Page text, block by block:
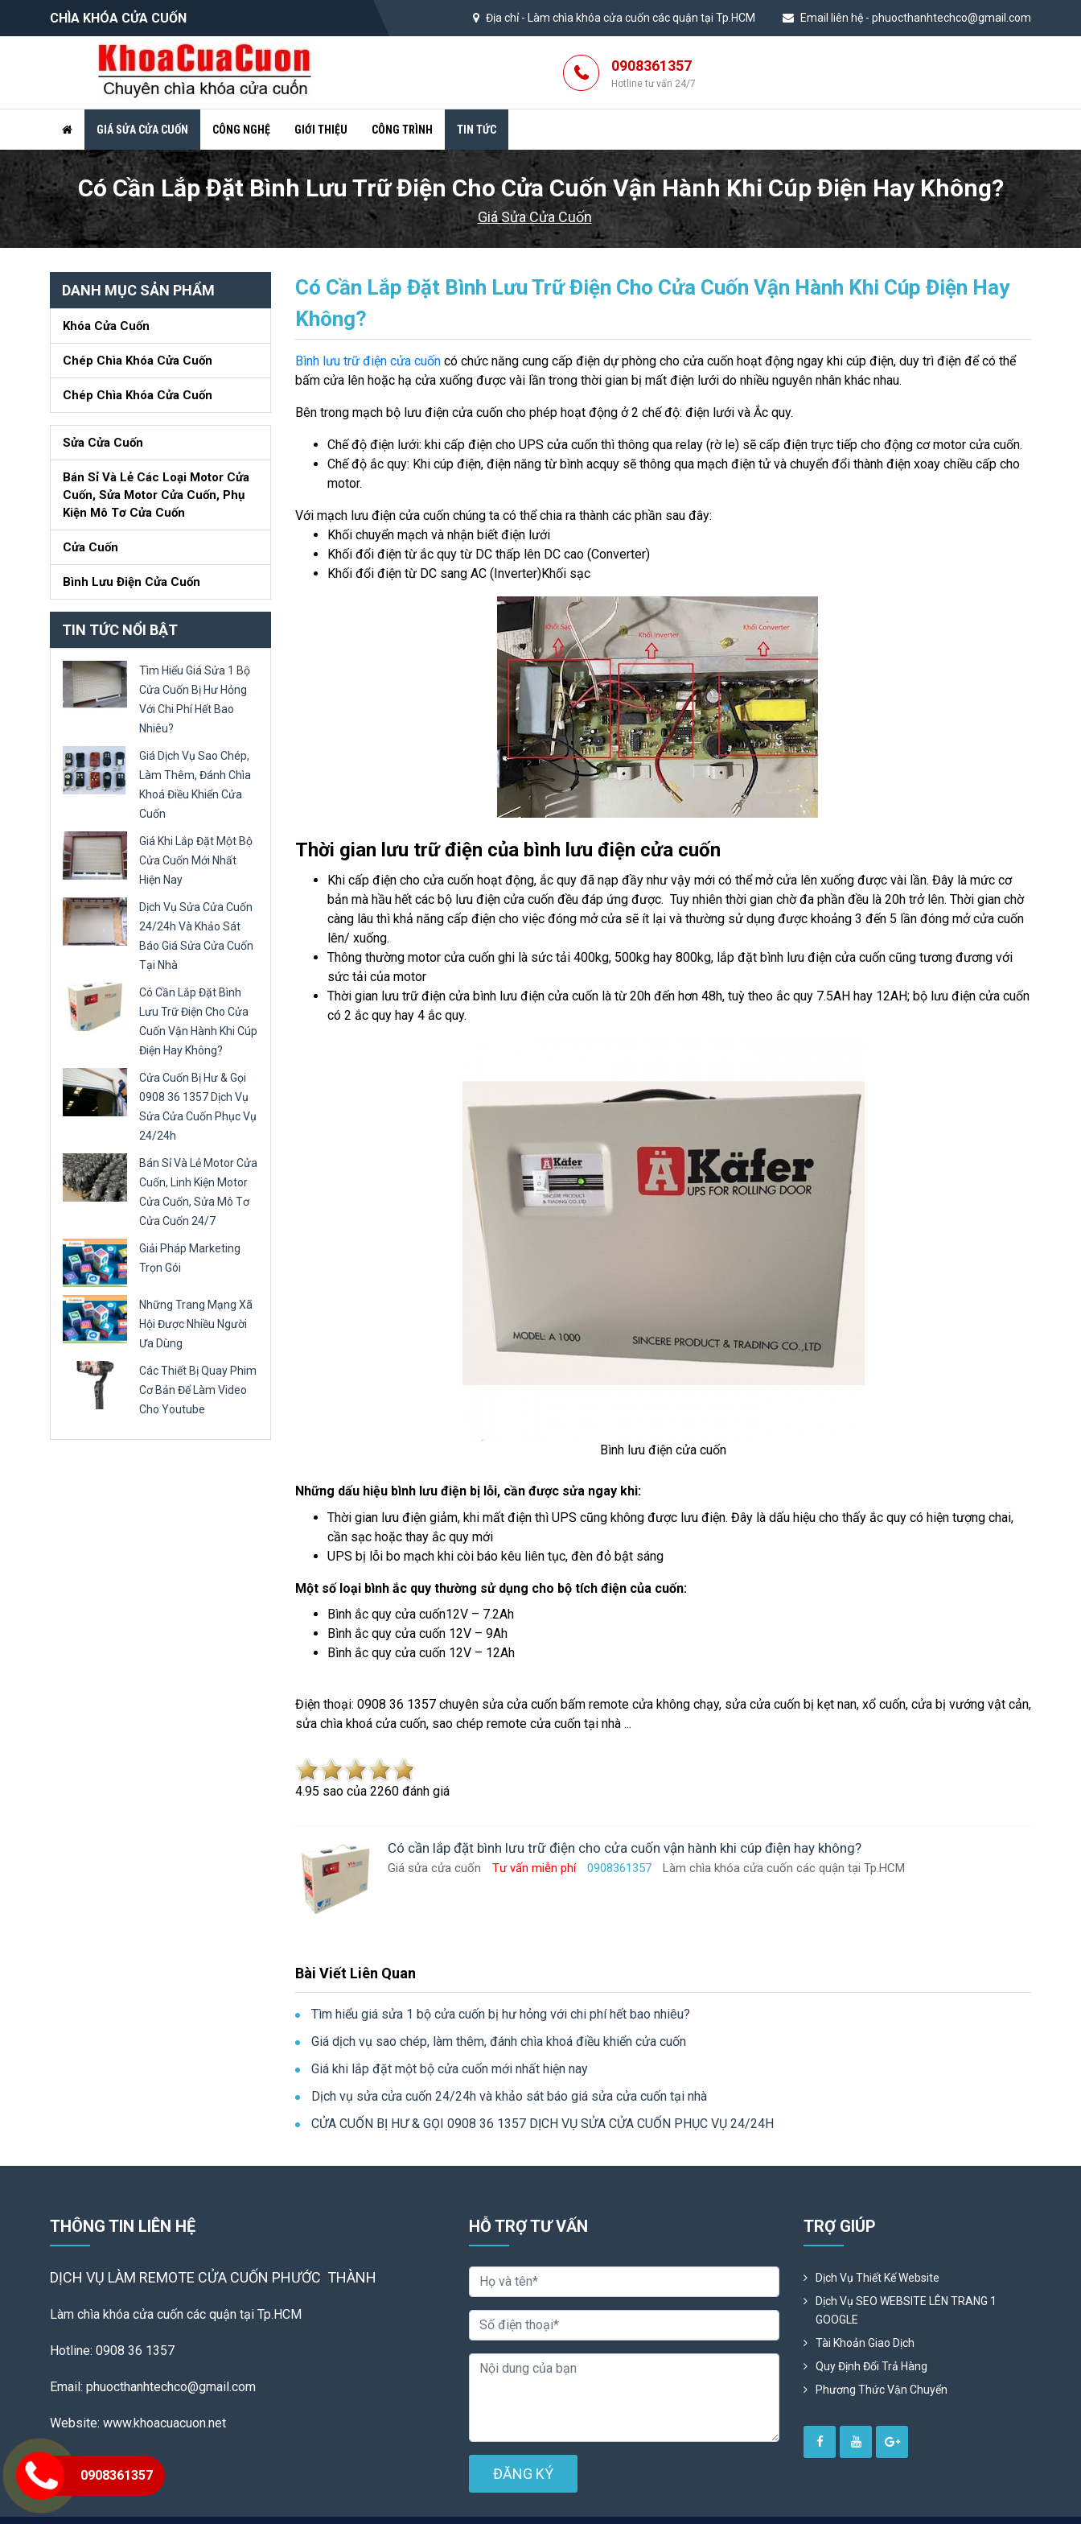
CHÌA KHÓA CỬA CUỐN Địa chỉ - Làm chìa khóa cửa cuốn các quận tại Tp.HCM Email liên hệ - phuocthanhtechco@gmail.com
0908361357
Hotline tư vấn 24/7
GIÁ SỬA CỬA CUỐN CÔNG NGHỆ GIỚI THIỆU CÔNG TRÌNH TIN TỨC
Có Cần Lắp Đặt Bình Lưu Trữ Điện Cho Cửa Cuốn Vận Hành Khi Cúp Điện Hay Không?
Giá Sửa Cửa Cuốn
DANH MỤC SẢN PHẨM
Khóa Cửa Cuốn
Chép Chìa Khóa Cửa Cuốn
Chép Chìa Khóa Cửa Cuốn
Sửa Cửa Cuốn
Bán Sỉ Và Lẻ Các Loại Motor Cửa
Cuốn, Sửa Motor Cửa Cuốn, Phụ
Kiện Mô Tơ Cửa Cuốn
Cửa Cuốn
Bình Lưu Điện Cửa Cuốn
TIN TỨC NỔI BẬT
Tìm Hiểu Giá Sửa 1 Bộ
Cửa Cuốn Bị Hư Hỏng
Với Chi Phí Hết Bao
Nhiêu?
Giá Dịch Vụ Sao Chép,
Làm Thêm, Đánh Chìa
Khoá Điều Khiển Cửa
Cuốn
Giá Khi Lắp Đặt Một Bộ
Cửa Cuốn Mới Nhất
Hiện Nay
Dịch Vụ Sửa Cửa Cuốn
24/24h Và Khảo Sát
Báo Giá Sửa Cửa Cuốn
Tại Nhà
Có Cần Lắp Đặt Bình
Lưu Trữ Điện Cho Cửa
Cuốn Vận Hành Khi Cúp
Điện Hay Không?
Cửa Cuốn Bị Hư & Gọi
0908 36 1357 Dịch Vụ
Sửa Cửa Cuốn Phục Vụ
24/24h
Bán Sỉ Và Lẻ Motor Cửa
Cuốn, Linh Kiện Motor
Cửa Cuốn, Sửa Mô Tơ
Cửa Cuốn 24/7
Giải Pháp Marketing
Trọn Gói
Những Trang Mạng Xã
Hội Được Nhiều Người
Ưa Dùng
Các Thiết Bị Quay Phim
Cơ Bản Để Làm Video
Cho Youtube
Có Cần Lắp Đặt Bình Lưu Trữ Điện Cho Cửa Cuốn Vận Hành Khi Cúp Điện Hay
Không?
Bình lưu trữ điện cửa cuốn có chức năng cung cấp điện dự phòng cho cửa cuốn hoạt động ngay khi cúp điện, duy trì điện để có thể
bấm cửa lên hoặc hạ cửa xuống được vài lần trong thời gian bị mất điện lưới do nhiều nguyên nhân khác nhau.
Bên trong mạch bộ lưu điện cửa cuốn cho phép hoạt động ở 2 chế độ: điện lưới và Ắc quy.
Chế độ điện lưới: khi cấp điện cho UPS cửa cuốn thì thông qua relay (rờ le) sẽ cấp điện trực tiếp cho động cơ motor cửa cuốn.
Chế độ ắc quy: Khi cúp điện, điện năng từ bình acquy sẽ thông qua mạch điện tử và chuyển đổi thành điện xoay chiều cấp cho
motor.
Với mạch lưu điện cửa cuốn chúng ta có thể chia ra thành các phần sau đây:
Khối chuyển mạch và nhận biết điện lưới
Khối đổi điện từ ắc quy từ DC thấp lên DC cao (Converter)
Khối đổi điện từ DC sang AC (Inverter)Khối sạc
Thời gian lưu trữ điện của bình lưu điện cửa cuốn
Khi cấp điện cho cửa cuốn hoạt động, ắc quy đã nạp đầy như vậy mới có thể mở cửa lên xuống được vài lần. Đây là mức cơ
bản mà hầu hết các bộ lưu điện cửa cuốn đều đáp ứng được. Tuy nhiên thời gian chờ đa phần đều là 20h trở lên. Thời gian chờ
càng lâu thì khả năng cấp điện cho việc đóng mở cửa sẽ ít lại và thường sử dụng được khoảng 3 đến 5 lần đóng mở cửa cuốn
lên/ xuống.
Thông thường motor cửa cuốn ghi là sức tải 400kg, 500kg hay 800kg, lắp đặt bình lưu điện cửa cuốn cũng tương đương với
sức tải của motor
Thời gian lưu trữ điện cửa bình lưu điện cửa cuốn là từ 20h đến hơn 48h, tuỳ theo ắc quy 7.5AH hay 12AH; bộ lưu điện cửa cuốn
có 2 ắc quy hay 4 ắc quy.
Bình lưu điện cửa cuốn
Những dấu hiệu bình lưu điện bị lỗi, cần được sửa ngay khi:
Thời gian lưu điện giảm, khi mất điện thì UPS cũng không được lưu điện. Đây là dấu hiệu cho thấy ắc quy có hiện tượng chai,
cần sạc hoặc thay ắc quy mới
UPS bị lỗi bo mạch khi còi báo kêu liên tục, đèn đỏ bật sáng
Một số loại bình ắc quy thường sử dụng cho bộ tích điện của cuốn:
Bình ắc quy cửa cuốn12V – 7.2Ah
Bình ắc quy cửa cuốn 12V – 9Ah
Bình ắc quy cửa cuốn 12V – 12Ah
Điện thoại: 0908 36 1357 chuyên sửa cửa cuốn bấm remote cửa không chạy, sửa cửa cuốn bị kẹt nan, xổ cuốn, cửa bị vướng vật cản,
sửa chìa khoá cửa cuốn, sao chép remote cửa cuốn tại nhà ...
4.95 sao của 2260 đánh giá
Có cần lắp đặt bình lưu trữ điện cho cửa cuốn vận hành khi cúp điện hay không?
Giá sửa cửa cuốn Tư vấn miễn phí 0908361357 Làm chìa khóa cửa cuốn các quận tại Tp.HCM
Bài Viết Liên Quan
Tìm hiểu giá sửa 1 bộ cửa cuốn bị hư hỏng với chi phí hết bao nhiêu?
Giá dịch vụ sao chép, làm thêm, đánh chìa khoá điều khiển cửa cuốn
Giá khi lắp đặt một bộ cửa cuốn mới nhất hiện nay
Dịch vụ sửa cửa cuốn 24/24h và khảo sát báo giá sửa cửa cuốn tại nhà
CỬA CUỐN BỊ HƯ & GỌI 0908 36 1357 DỊCH VỤ SỬA CỬA CUỐN PHỤC VỤ 24/24H
THÔNG TIN LIÊN HỆ
DỊCH VỤ LÀM REMOTE CỬA CUỐN PHƯỚC THÀNH
Làm chìa khóa cửa cuốn các quận tại Tp.HCM
Hotline: 0908 36 1357
Email: phuocthanhtechco@gmail.com
Website: www.khoacuacuon.net
HỖ TRỢ TƯ VẤN
ĐĂNG KÝ
TRỢ GIÚP
Dịch Vụ Thiết Kế Website
Dịch Vụ SEO WEBSITE LÊN TRANG 1
GOOGLE
Tài Khoản Giao Dịch
Quy Định Đổi Trả Hàng
Phương Thức Vận Chuyển
0908361357